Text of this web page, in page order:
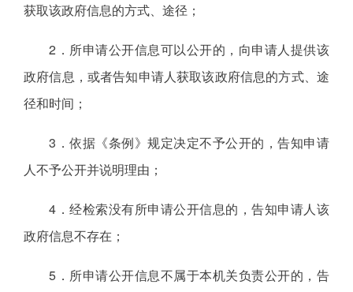
获取该政府信息的方式、途径；
2．所申请公开信息可以公开的，向申请人提供该
政府信息，或者告知申请人获取该政府信息的方式、途
径和时间；
3．依据《条例》规定决定不予公开的，告知申请
人不予公开并说明理由；
4．经检索没有所申请公开信息的，告知申请人该
政府信息不存在；
5．所申请公开信息不属于本机关负责公开的，告